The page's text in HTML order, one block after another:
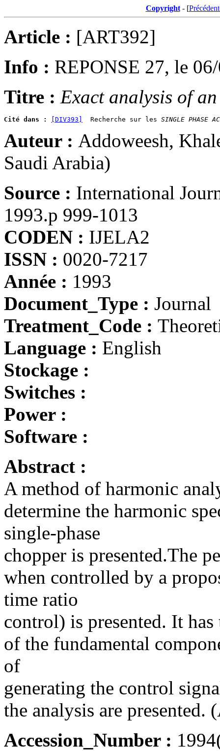
Copyright- [
Article : [ART392]
Info : REPONSE 27, le
Titre : Exact analysis of
Cité dans : [DIV393]
  Recherche sur les
SINGLE PHASE
Auteur : Addoweesh,
Saudi Arabia)
Source : International
1993.p 999-1013
CODEN : IJELA2
ISSN : 0020-7217
Année : 1993
Document_Type : Journal
Treatment_Code :
Language : English
Stockage :
Switches :
Power :
Software :
Abstract :
A method of harmonic
determine the harmonic
single-phase
chopper is presented.The
when controlled by a
time ratio
control) is presented. It
of the fundamental
of
generating the control
the analysis are presented.
Accession_Number :